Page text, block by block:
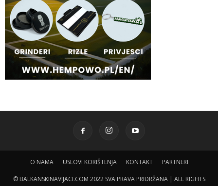
O NAMA USLOVI KORIŠTENJA KONTAKT PARTNERI
© BALKANSKINAVIJACI.COM 2022 SVA PRAVA PRIDRŽANA | ALL RIGHTS